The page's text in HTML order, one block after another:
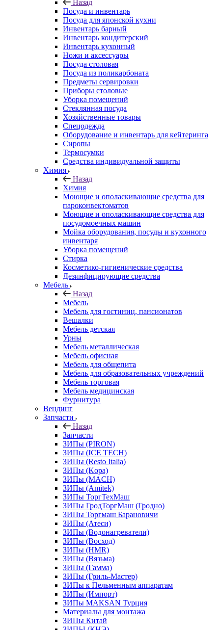
Назад
Посуда и инвентарь
Посуда для японской кухни
Инвентарь барный
Инвентарь кондитерский
Инвентарь кухонный
Ножи и аксессуары
Посуда столовая
Посуда из поликарбоната
Предметы сервировки
Приборы столовые
Уборка помещений
Стеклянная посуда
Хозяйственные товары
Спецодежда
Оборудование и инвентарь для кейтеринга
Сиропы
Термосумки
Средства индивидуальной защиты
Химия
Назад
Химия
Моющие и ополаскивающие средства для
пароконвектоматов
Моющие и ополаскивающие средства для
посудомоечных машин
Мойка оборудования, посуды и кухонного
инвентаря
Уборка помещений
Стирка
Косметико-гигиенические средства
Дезинфицирующие средства
Мебель
Назад
Мебель
Мебель для гостиниц, пансионатов
Вешалки
Мебель детская
Урны
Мебель металлическая
Мебель офисная
Мебель для общепита
Мебель для образовательных учреждений
Мебель торговая
Мебель медицинская
Фурнитура
Вендинг
Запчасти
Назад
Запчасти
ЗИПы (PIRON)
ЗИПы (ICE TECH)
ЗИПы (Resto Italia)
ЗИПы (Kopa)
ЗИПы (MACH)
ЗИПы (Amitek)
ЗИПы ТоргТехМаш
ЗИПы ГродТоргМаш (Гродно)
ЗИПы Торгмаш Барановичи
ЗИПы (Атеси)
ЗИПы (Водонагреватели)
ЗИПы (Восход)
ЗИПы (HMR)
ЗИПы (Вязьма)
ЗИПы (Гамма)
ЗИПы (Гриль-Мастер)
ЗИПы к Пельменным аппаратам
ЗИПы (Импорт)
ЗИПы MAKSAN Турция
Материалы для монтажа
ЗИПы Китай